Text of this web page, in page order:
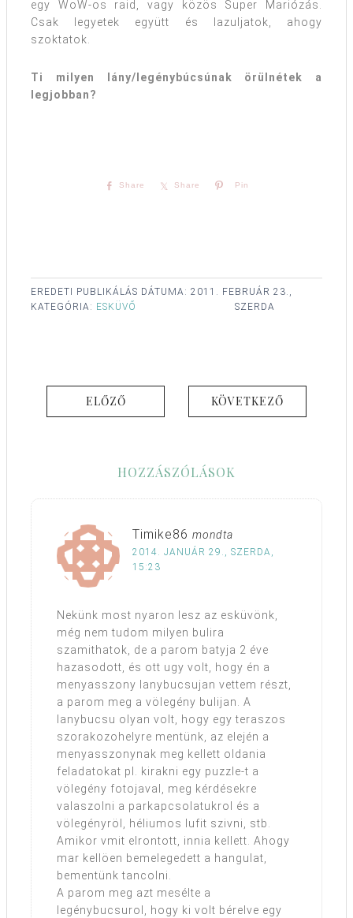
egy WoW-os raid, vagy közös Super Mariózás.
Csak legyetek együtt és lazuljatok, ahogy
szoktatok.
Ti milyen lány/legénybúcsúnak örülnétek a
legjobban?
Share Share Pin
EREDETI PUBLIKÁLÁS DÁTUMA: 2011. FEBRUÁR 23.,
SZERDA
KATEGÓRIA: ESKÜVŐ
ELŐZŐ KÖVETKEZŐ
HOZZÁSZÓLÁSOK
Timike86 mondta
2014. JANUÁR 29., SZERDA,
15:23
Nekünk most nyaron lesz az esküvönk,
még nem tudom milyen bulira
szamithatok, de a parom batyja 2 éve
hazasodott, és ott ugy volt, hogy én a
menyasszony lanybucsujan vettem részt,
a parom meg a völegény bulijan. A
lanybucsu olyan volt, hogy egy teraszos
szorakozohelyre mentünk, az elején a
menyasszonynak meg kellett oldania
feladatokat pl. kirakni egy puzzle-t a
völegény fotojaval, meg kérdésekre
valaszolni a parkapcsolatukrol és a
völegényröl, héliumos lufit szivni, stb.
Amikor vmit elrontott, innia kellett. Ahogy
mar kellöen bemelegedett a hangulat,
bementünk tancolni.
A parom meg azt mesélte a
legénybucsurol, hogy ki volt bérelve egy